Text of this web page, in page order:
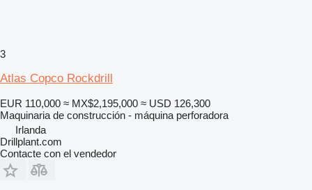
3
Atlas Copco Rockdrill
EUR 110,000 ≈ MX$2,195,000 ≈ USD 126,300
Maquinaria de construcción - máquina perforadora
Irlanda
Drillplant.com
Contacte con el vendedor